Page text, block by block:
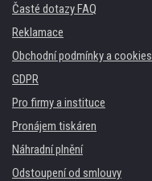
Časté dotazy FAQ
Reklamace
Obchodní podmínky a cookies
GDPR
Pro firmy a instituce
Pronájem tiskáren
Náhradní plnění
Odstoupení od smlouvy